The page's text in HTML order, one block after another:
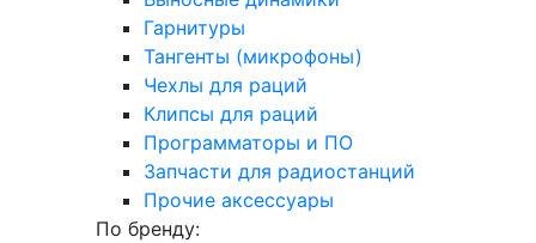
Гарнитуры
Тангенты (микрофоны)
Чехлы для раций
Клипсы для раций
Программаторы и ПО
Запчасти для радиостанций
Прочие аксессуары
По бренду: